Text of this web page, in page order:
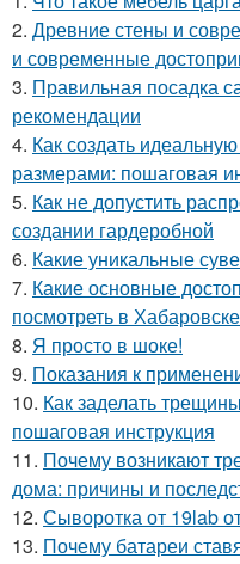
2. Древние стены и
и современные
3. Правильная посадка
рекомендации
4. Как создать
размерами: пошаговая
5. Как не допустить
создании гардеробной
6. Какие уникальные
7. Какие основные
посмотреть в Хабаровске
8. Я просто в шоке!
9. Показания к
10. Как заделать
пошаговая инструкция
11. Почему возникают
дома: причины и
12. Сыворотка от 19lab
13. Почему батареи